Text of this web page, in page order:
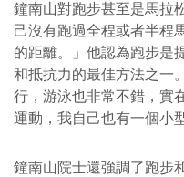
鐘南山對跑步甚至是馬拉
己沒有跑過全程或者半程
的距離。」他認為跑步是
和抵抗力的最佳方法之一
行，游泳也非常不錯，實
運動，我自己也有一個小
鐘南山院士還強調了跑步